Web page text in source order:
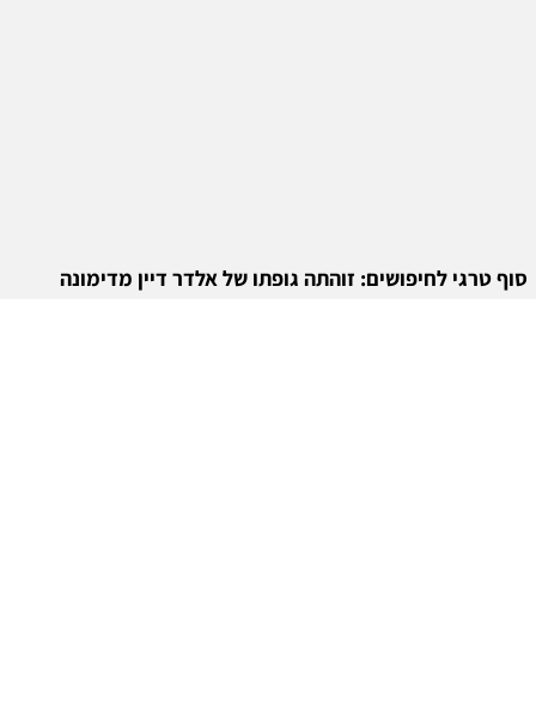
סוף טרגי לחיפושים: זוהתה גופתו של אלדר דיין מדימונה